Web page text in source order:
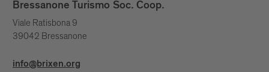
Bressanone Turismo Soc. Coop.
Viale Ratisbona 9
39042 Bressanone
info@brixen.org